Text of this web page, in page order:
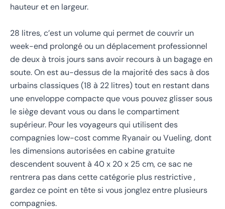
hauteur et en largeur.
28 litres, c’est un volume qui permet de couvrir un
week-end prolongé ou un déplacement professionnel
de deux à trois jours sans avoir recours à un bagage en
soute. On est au-dessus de la majorité des sacs à dos
urbains classiques (18 à 22 litres) tout en restant dans
une enveloppe compacte que vous pouvez glisser sous
le siège devant vous ou dans le compartiment
supérieur. Pour les voyageurs qui utilisent des
compagnies low-cost comme Ryanair ou Vueling, dont
les dimensions autorisées en cabine gratuite
descendent souvent à 40 x 20 x 25 cm, ce sac ne
rentrera pas dans cette catégorie plus restrictive ,
gardez ce point en tête si vous jonglez entre plusieurs
compagnies.